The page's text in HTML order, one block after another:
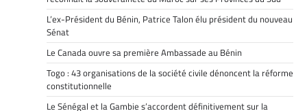
L’ex-Président du Bénin, Patrice Talon élu président du nouveau
Sénat
Le Canada ouvre sa première Ambassade au Bénin
Togo : 43 organisations de la société civile dénoncent la réforme
constitutionnelle
Le Sénégal et la Gambie s’accordent définitivement sur la